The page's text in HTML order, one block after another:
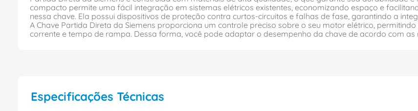
compacto permite uma fácil integração em sistemas elétricos existentes, economizando espaço e
nessa chave. Ela possui dispositivos de proteção contra curtos-circuitos e falhas de fase, garantindo a
A Chave Partida Direta da Siemens proporciona um controle preciso sobre o seu motor elétrico,
corrente e tempo de rampa. Dessa forma, você pode adaptar o desempenho da chave de acordo com as
Especificações Técnicas